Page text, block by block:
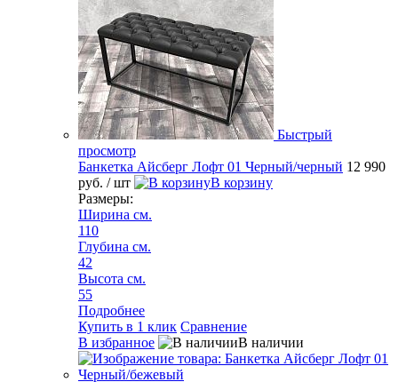
Быстрый
просмотр
Банкетка Айсберг Лофт 01 Черный/черный 12 990
руб. / шт
В корзину
Размеры:
Ширина см.
110
Глубина см.
42
Высота см.
55
Подробнее
Купить в 1 клик Сравнение
В избранное
В наличии